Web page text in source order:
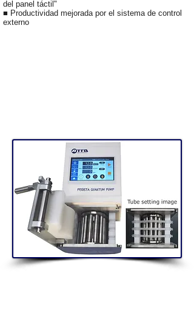
del panel táctil"
■ Productividad mejorada por el sistema de control
externo